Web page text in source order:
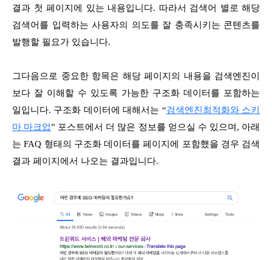
결과 첫 페이지에 있는 내용입니다. 따라서 검색어 별로 해당
검색어를 입력하는 사용자의 의도를 잘 충족시키는 콘텐츠를
발행할 필요가 있습니다.
그다음으로 중요한 항목은 해당 페이지의 내용을 검색엔진이
보다 잘 이해할 수 있도록 가능한 구조화 데이터를 포함하는
일입니다. 구조화 데이터에 대해서는 “검색엔진최적화와 스키
마 마크업” 포스트에서 더 많은 정보를 얻으실 수 있으며, 아래
는 FAQ 형태의 구조화 데이터를 페이지에 포함했을 경우 검색
결과 페이지에서 나오는 결과입니다.